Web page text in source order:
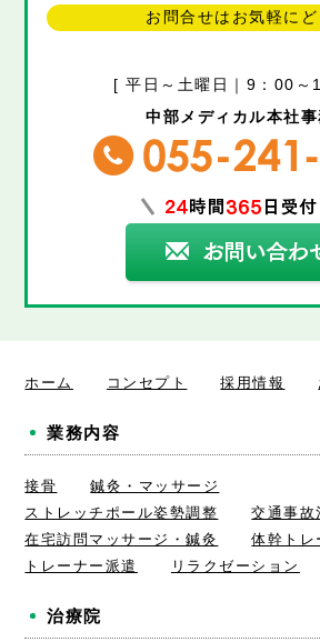
お問合せはお気軽に
[ 平日～土曜日｜9：00～
中部メディカル本社
ホーム コンセプト 採用情報
業務内容
接骨
鍼灸・マッサージ
ストレッチポール姿勢調整
交通事故
在宅訪問マッサージ・鍼灸
体幹トレ
トレーナー派遣
リラクゼーション
治療院